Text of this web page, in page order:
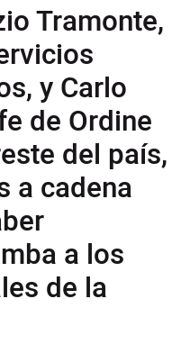
Tramonte,
y Carlo
de Ordine
del país,
a cadena
a los
de la